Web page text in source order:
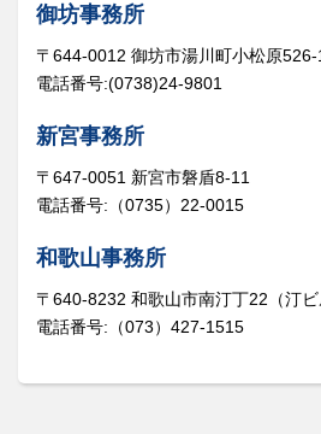
御坊事務所
〒644-0012 御坊市湯川町小松原526-
電話番号:(0738)24-9801
新宮事務所
〒647-0051 新宮市磐盾8-11
電話番号:（0735）22-0015
和歌山事務所
〒640-8232 和歌山市南汀丁22（汀ビ
電話番号:（073）427-1515